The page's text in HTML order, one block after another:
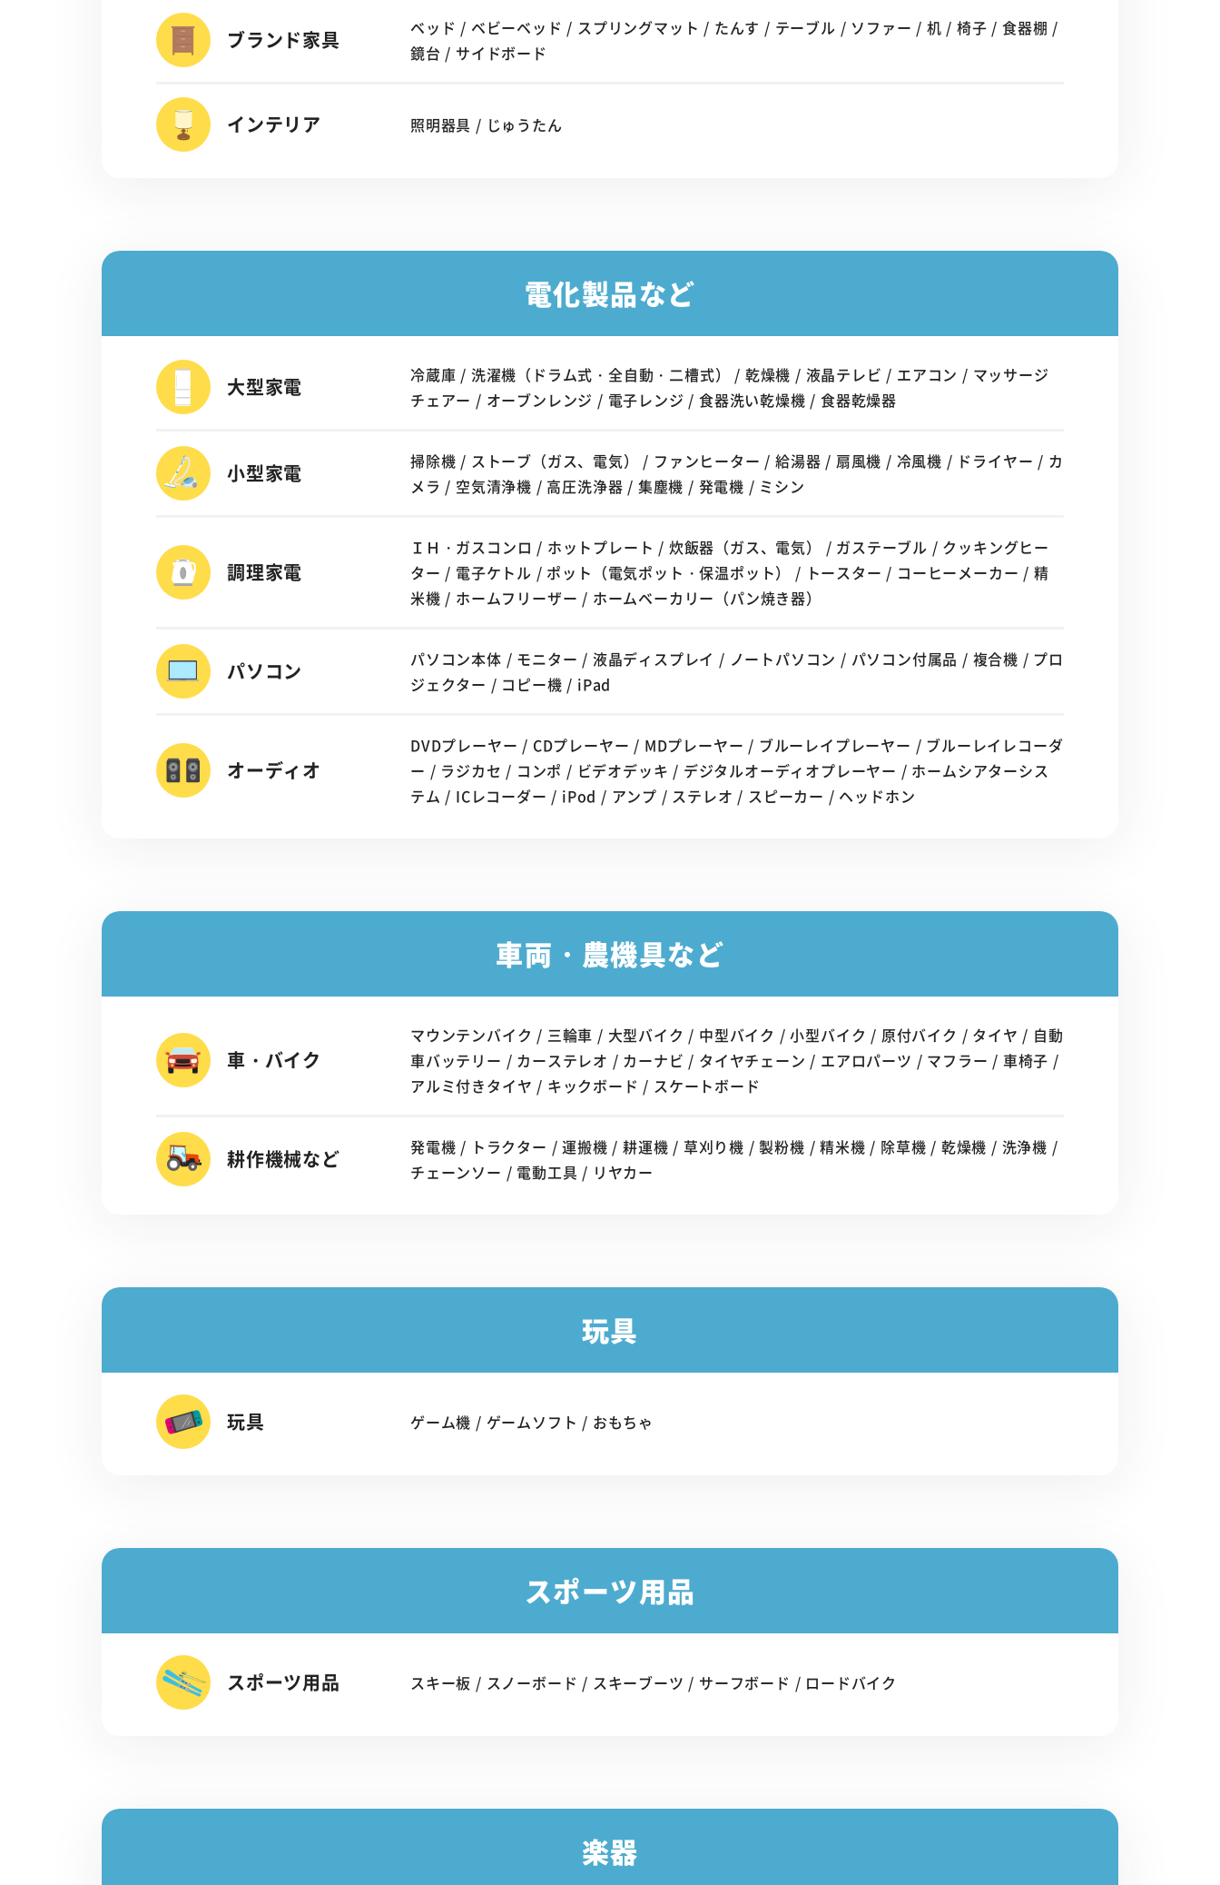
ブランド家具
ベッド / ベビーベッド / スプリングマット / たんす / テーブル / ソファー / 机 / 椅子 / 食器棚 /
鏡台 / サイドボード
インテリア 照明器具 / じゅうたん
電化製品など
大型家電
冷蔵庫 / 洗濯機（ドラム式・全自動・二槽式） / 乾燥機 / 液晶テレビ / エアコン / マッサージ
チェアー / オーブンレンジ / 電子レンジ / 食器洗い乾燥機 / 食器乾燥器
小型家電
掃除機 / ストーブ（ガス、電気） / ファンヒーター / 給湯器 / 扇風機 / 冷風機 / ドライヤー / カ
メラ / 空気清浄機 / 高圧洗浄器 / 集塵機 / 発電機 / ミシン
調理家電
ＩＨ・ガスコンロ / ホットプレート / 炊飯器（ガス、電気） / ガステーブル / クッキングヒー
ター / 電子ケトル / ポット（電気ポット・保温ポット） / トースター / コーヒーメーカー / 精
米機 / ホームフリーザー / ホームベーカリー（パン焼き器）
パソコン
パソコン本体 / モニター / 液晶ディスプレイ / ノートパソコン / パソコン付属品 / 複合機 / プロ
ジェクター / コピー機 / iPad
オーディオ
DVDプレーヤー / CDプレーヤー / MDプレーヤー / ブルーレイプレーヤー / ブルーレイレコーダ
ー / ラジカセ / コンポ / ビデオデッキ / デジタルオーディオプレーヤー / ホームシアターシス
テム / ICレコーダー / iPod / アンプ / ステレオ / スピーカー / ヘッドホン
車両・農機具など
車・バイク
マウンテンバイク / 三輪車 / 大型バイク / 中型バイク / 小型バイク / 原付バイク / タイヤ / 自動
車バッテリー / カーステレオ / カーナビ / タイヤチェーン / エアロパーツ / マフラー / 車椅子 /
アルミ付きタイヤ / キックボード / スケートボード
耕作機械など
発電機 / トラクター / 運搬機 / 耕運機 / 草刈り機 / 製粉機 / 精米機 / 除草機 / 乾燥機 / 洗浄機 /
チェーンソー / 電動工具 / リヤカー
玩具
玩具 ゲーム機 / ゲームソフト / おもちゃ
スポーツ用品
スポーツ用品 スキー板 / スノーボード / スキーブーツ / サーフボード / ロードバイク
楽器